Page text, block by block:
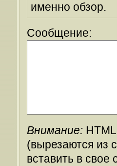
именно обзор.
Сообщение:
Внимание:
(вырезаются из
вставить в